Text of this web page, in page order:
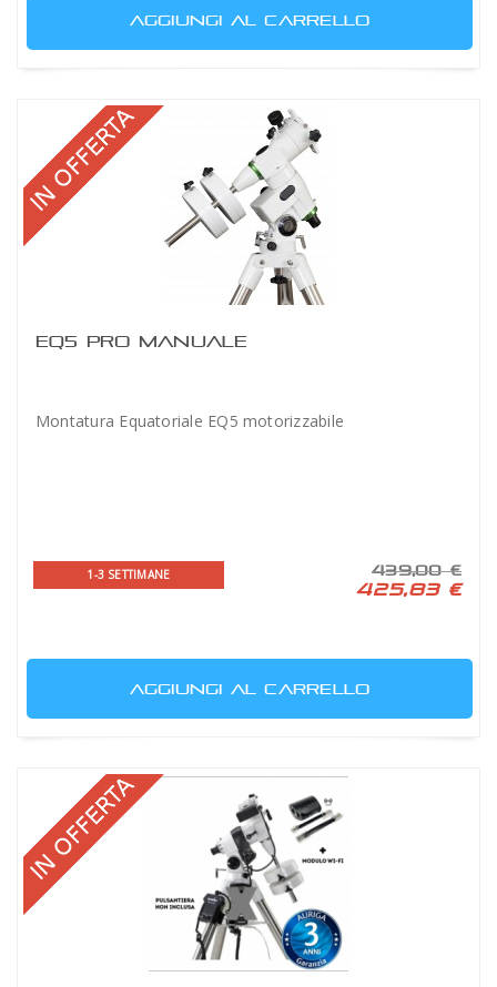
AGGIUNGI AL CARRELLO
EQ5 PRO MANUALE
Montatura Equatoriale EQ5 motorizzabile
1-3 SETTIMANE 439,00 €
425,83 €
AGGIUNGI AL CARRELLO